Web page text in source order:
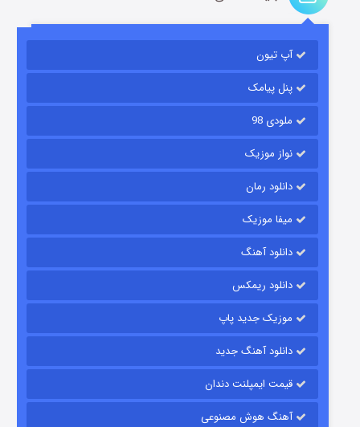
مردگان متحرک: شهر مرده ۳
قسمت
آپ تیون
پنل پیامک
ملودی 98
نواز موزیک
دانلود رمان
میفا موزیک
دانلود آهنگ
دانلود ریمکس
موزیک جدید پاپ
دانلود آهنگ جدید
قیمت ایمپلنت دندان
آهنگ هوش مصنوعی